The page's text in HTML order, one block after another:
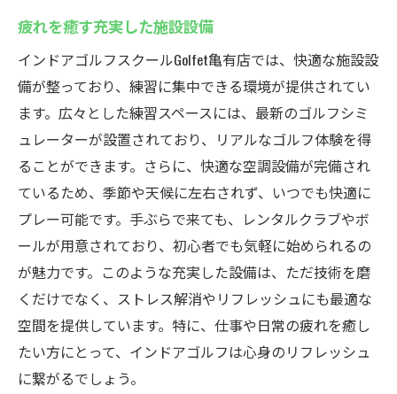
疲れを癒す充実した施設設備
インドアゴルフスクールGolfet亀有店では、快適な施設設
備が整っており、練習に集中できる環境が提供されてい
ます。広々とした練習スペースには、最新のゴルフシミ
ュレーターが設置されており、リアルなゴルフ体験を得
ることができます。さらに、快適な空調設備が完備され
ているため、季節や天候に左右されず、いつでも快適に
プレー可能です。手ぶらで来ても、レンタルクラブやボ
ールが用意されており、初心者でも気軽に始められるの
が魅力です。このような充実した設備は、ただ技術を磨
くだけでなく、ストレス解消やリフレッシュにも最適な
空間を提供しています。特に、仕事や日常の疲れを癒し
たい方にとって、インドアゴルフは心身のリフレッシュ
に繋がるでしょう。